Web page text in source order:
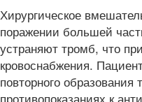
Хирургическое
поражении большей
устраняют тромб, что
кровоснабжения.
повторного
противопоказаниях к